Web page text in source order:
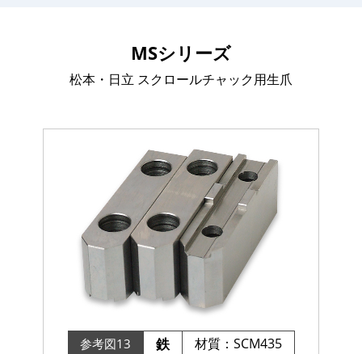
MSシリーズ
松本・日立 スクロールチャック用生爪
参考図13 鉄 材質：SCM435